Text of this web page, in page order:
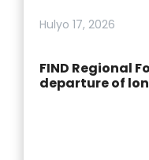
Hulyo 17, 2026
FIND Regional
departure of